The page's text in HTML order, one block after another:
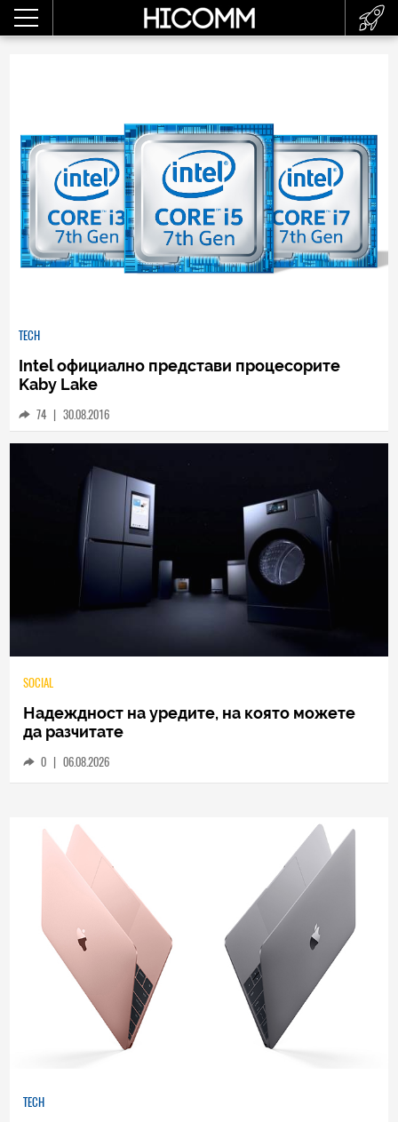
TECH
Intel официално представи процесорите
Kaby Lake
74 30.08.2016
SOCIAL
Надеждност на уредите, на която можете
да разчитате
0 | 06.08.2026
TECH